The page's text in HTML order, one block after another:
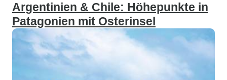
Argentinien & Chile: Höhepunkte in
Patagonien mit Osterinsel